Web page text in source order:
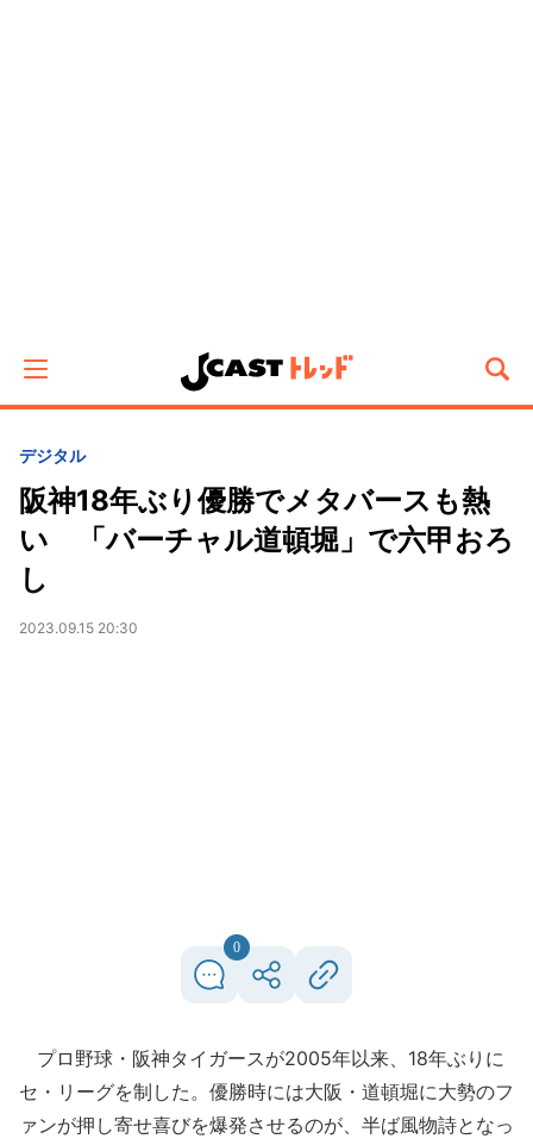
デジタル
阪神18年ぶり優勝でメタバースも熱
い 「バーチャル道頓堀」で六甲おろ
し
2023.09.15 20:30
0
プロ野球・阪神タイガースが2005年以来、18年ぶりに
セ・リーグを制した。優勝時には大阪・道頓堀に大勢のフ
ァンが押し寄せ喜びを爆発させるのが、半ば風物詩となっ